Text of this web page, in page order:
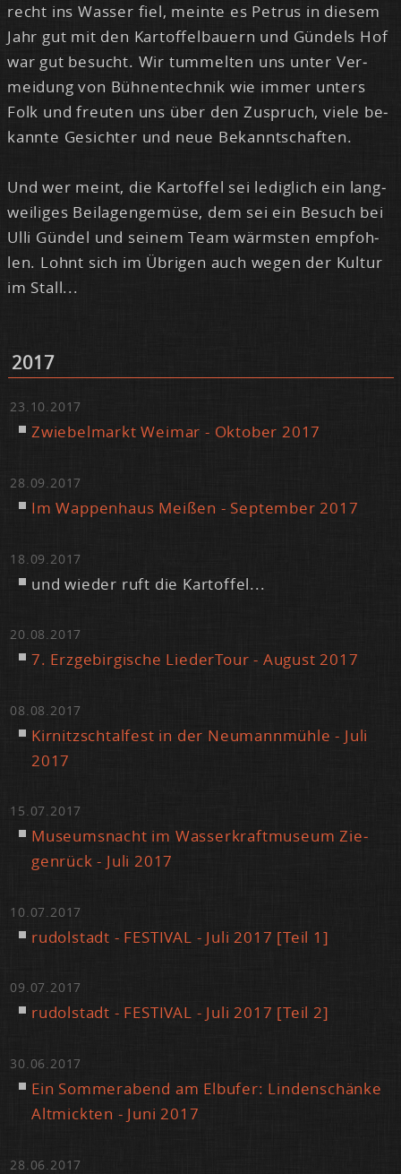
recht ins Was­ser fiel, mein­te es Pe­trus in die­sem
Jahr gut mit den Kar­tof­fel­bau­ern und Gün­dels Hof
war gut be­sucht. Wir tum­mel­ten uns un­ter Ver­
mei­dung von Büh­nen­tech­nik wie im­mer un­ters
Folk und freu­ten uns über den Zu­spruch, vie­le be­
kann­te Ge­sich­ter und neue Be­kannt­schaf­ten.
Und wer meint, die Kar­tof­fel sei le­dig­lich ein lang­
wei­li­ges Bei­la­gen­ge­mü­se, dem sei ein Be­such bei
Ul­li Gün­del und sei­nem Team wärms­ten emp­foh­
len. Lohnt sich im Üb­ri­gen auch we­gen der Kul­tur
im Stall...
2017
23.10.2017
Zwie­bel­markt Wei­mar - Ok­to­ber 2017
28.09.2017
Im Wap­pen­haus Mei­ßen - Sep­tem­ber 2017
18.09.2017
und wie­der ruft die Kar­tof­fel...
20.08.2017
7. Erz­ge­bir­gi­sche Lie­der­Tour - Au­gust 2017
08.08.2017
Kir­nitzsch­tal­fest in der Neu­mann­müh­le - Ju­li
2017
15.07.2017
Mu­se­ums­nacht im Was­ser­kraft­mu­se­um Zie­
gen­rück - Ju­li 2017
10.07.2017
ru­dol­stadt - FES­TI­VAL - Ju­li 2017 [Teil 1]
09.07.2017
ru­dol­stadt - FES­TI­VAL - Ju­li 2017 [Teil 2]
30.06.2017
Ein Som­mer­abend am Elb­ufer: Lin­den­schän­ke
Alt­mick­ten - Ju­ni 2017
28.06.2017